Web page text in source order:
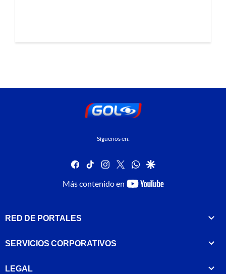
Síguenos en:
facebook
tiktok instagram
twitterwhatsapp
google
Más contenido en
youtube-
RED DE PORTALES
SERVICIOS CORPORATIVOS
LEGAL